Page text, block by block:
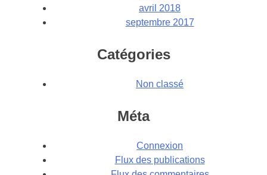
avril 2018
septembre 2017
Catégories
Non classé
Méta
Connexion
Flux des publications